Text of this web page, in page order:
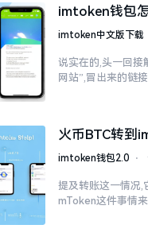
imtoken钱包
imtoken中文版下载
说实在的,头一回
网站”,冒出来的链
火币BTC转到
imtoken钱包2.0 ⋅
提及转账这一情况,
mToken这件事情